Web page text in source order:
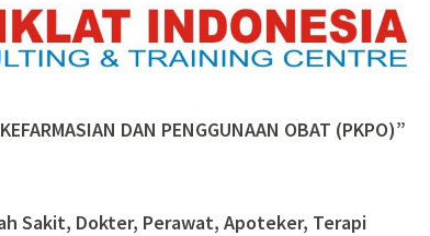
DAN PENGGUNAAN OBAT (PKPO)”
Sakit, Dokter, Perawat, Apoteker, Terapi